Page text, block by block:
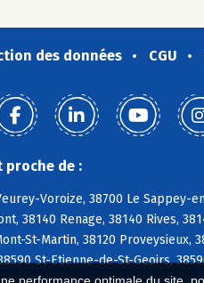
des données CGU
proche de :
Voroize, 38700 Le
38140 Renage, 38140 Rives,
St-Martin, 38120 Proveysieux,
St-Etienne-de-St-Geoirs,